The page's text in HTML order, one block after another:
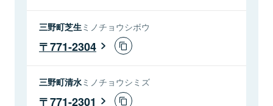
三野町芝生 ミノチョウシボウ
771-2304
三野町清水ミノチョウシミズ
771-2301